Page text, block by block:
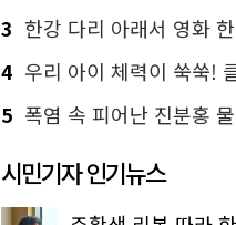
3 한강 다리 아래서 영화 한 편! '다리
4 우리 아이 체력이 쑥쑥! 클라이밍 키즈
5 폭염 속 피어난 진분홍 물결! 국립중앙박
시민기자 인기뉴스